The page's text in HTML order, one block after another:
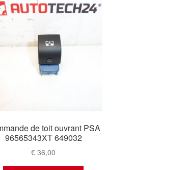
de toit ouvrant PSA
96565343XT 649032
€ 36,00